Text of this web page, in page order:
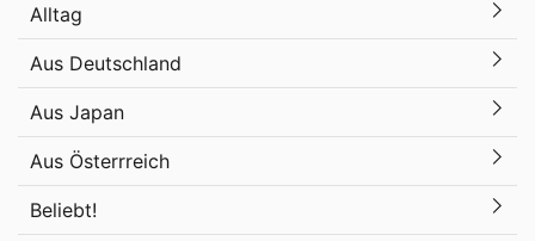
Alltag
Aus Deutschland
Aus Japan
Aus Österrreich
Beliebt!